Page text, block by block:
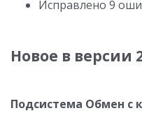
Исправлено 9
Новое в версии
Подсистема Обмен с